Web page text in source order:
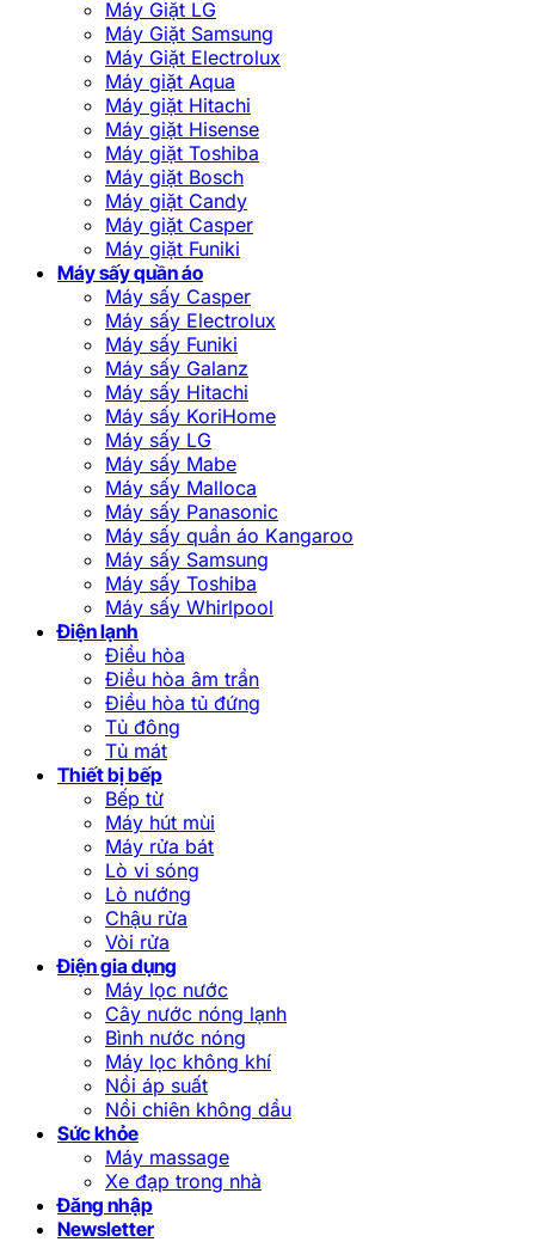
Máy Giặt LG
Máy Giặt Samsung
Máy Giặt Electrolux
Máy giặt Aqua
Máy giặt Hitachi
Máy giặt Hisense
Máy giặt Toshiba
Máy giặt Bosch
Máy giặt Candy
Máy giặt Casper
Máy giặt Funiki
Máy sấy quần áo
Máy sấy Casper
Máy sấy Electrolux
Máy sấy Funiki
Máy sấy Galanz
Máy sấy Hitachi
Máy sấy KoriHome
Máy sấy LG
Máy sấy Mabe
Máy sấy Malloca
Máy sấy Panasonic
Máy sấy quần áo Kangaroo
Máy sấy Samsung
Máy sấy Toshiba
Máy sấy Whirlpool
Điện lạnh
Điều hòa
Điều hòa âm trần
Điều hòa tủ đứng
Tủ đông
Tủ mát
Thiết bị bếp
Bếp từ
Máy hút mùi
Máy rửa bát
Lò vi sóng
Lò nướng
Chậu rửa
Vòi rửa
Điện gia dụng
Máy lọc nước
Cây nước nóng lạnh
Bình nước nóng
Máy lọc không khí
Nồi áp suất
Nồi chiên không dầu
Sức khỏe
Máy massage
Xe đạp trong nhà
Đăng nhập
Newsletter